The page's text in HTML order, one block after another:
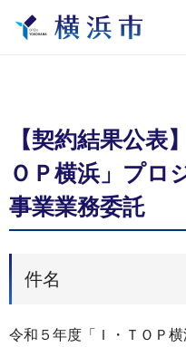
【契約結果公表
ＯＰ横浜」プロ
事業業務委託
件名
令和５年度「Ｉ・ＴＯＰ